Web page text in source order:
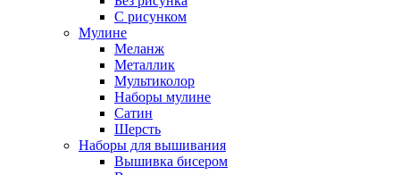
С рисунком
Мулине
Меланж
Металлик
Мультиколор
Наборы мулине
Сатин
Шерсть
Наборы для вышивания
Вышивка бисером